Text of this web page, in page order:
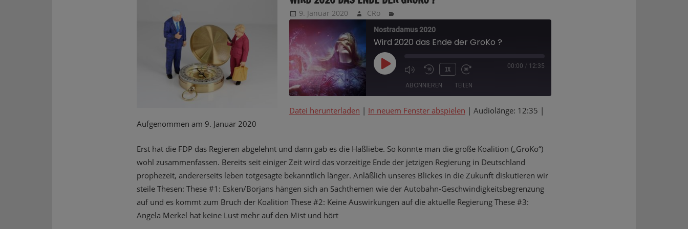
9. Januar 2020 CRo
Nostradamus 2020
Wird 2020 das Ende der GroKo ?
PLAY
EPISODE
1X 00:00 / 12:35
ABONNIEREN TEILEN
TEILEN
EMBED
Datei herunterladen | In neuem Fenster abspielen | Audiolänge: 12:35 |
Aufgenommen am 9. Januar 2020
Erst hat die FDP das Regieren abgelehnt und dann gab es die Haßliebe. So könnte man die große Koalition („GroKo“)
wohl zusammenfassen. Bereits seit einiger Zeit wird das vorzeitige Ende der jetzigen Regierung in Deutschland
prophezeit, andererseits leben totgesagte bekanntlich länger. Anläßlich unseres Blickes in die Zukunft diskutieren wir
steile Thesen: These #1: Esken/Borjans hängen sich an Sachthemen wie der Autobahn-Geschwindigkeitsbegrenzung
auf und es kommt zum Bruch der Koalition These #2: Keine Auswirkungen auf die aktuelle Regierung These #3:
Angela Merkel hat keine Lust mehr auf den Mist und hört